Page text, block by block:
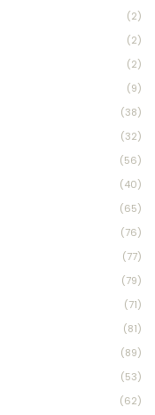
(2)
(2)
(2)
(9)
(38)
(32)
(56)
(40)
(65)
(76)
(77)
(79)
(71)
(81)
(89)
(53)
(62)